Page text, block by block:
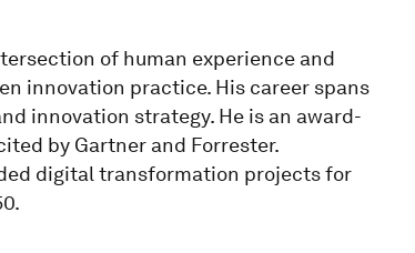
of human experience and
innovation practice. His career spans
innovation strategy. He is an award-
by Gartner and Forrester.
digital transformation projects for